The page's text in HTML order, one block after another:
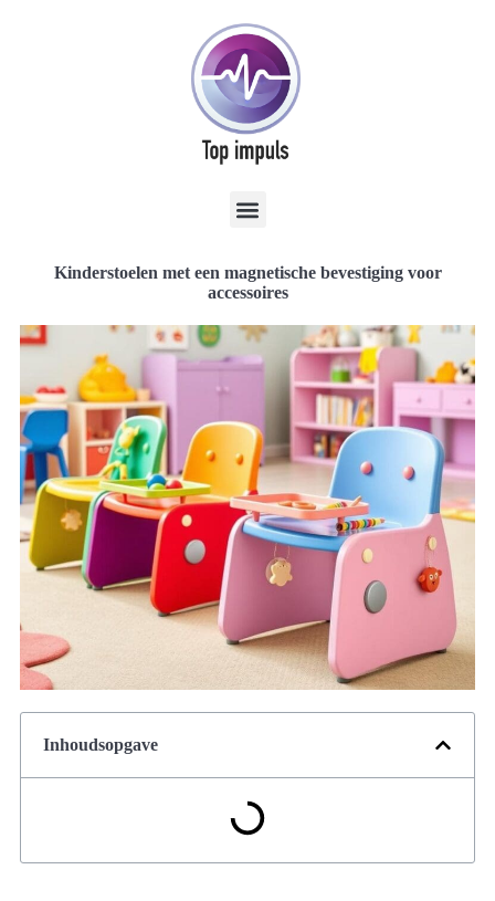
Kinderstoelen met een magnetische bevestiging voor
accessoires
Inhoudsopgave